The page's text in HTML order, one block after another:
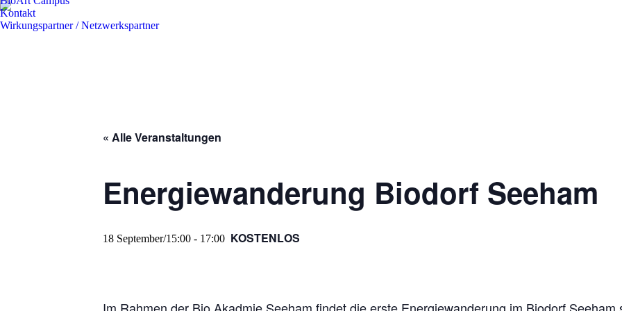
Kontakt
Wirkungspartner / Netzwerkspartner
« Alle Veranstaltungen
Energiewanderung Biodorf Seeham
18 September/15:00 - 17:00 KOSTENLOS